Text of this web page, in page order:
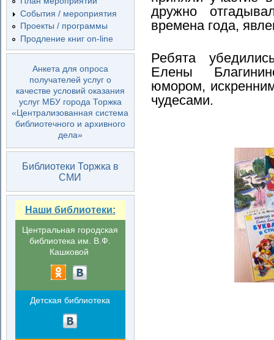
События / мероприятия
Проекты / программы
Продление книг on-line
Анкета для опроса
получателей услуг о
качестве условий оказания
услуг МБУ города Торжка
«Централизованная система
библиотечного и архивного
дела»
Библиотеки Торжка в
СМИ
Наши библиотеки:
Центральная городская
библиотека им. В.Ф.
Кашковой
Детская библиотека
дружно
времена года,
Ребята
Елены
юмором,
чудесами.